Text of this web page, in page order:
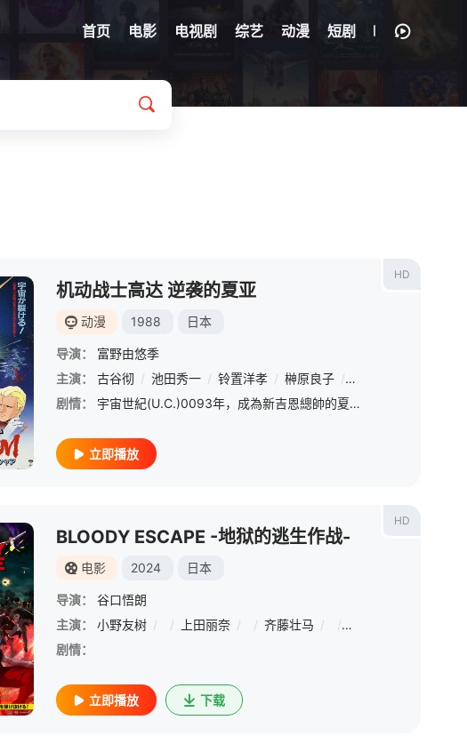
首页 电影 电视剧 综艺 动漫 短剧
HD
机动战士高达 逆袭的夏亚
动漫 1988 日本
导演：
富野由悠季
主演：
古谷彻 / 池田秀一 / 铃置洋孝 / 榊原良子 / 白石冬美
剧情：
宇宙世紀(U.C.)0093年，成為新吉恩總帥的夏亚·阿兹纳布尔對於依然被地球重力所束縛的人類靈魂感到絕望，決心以激烈的手段加以肅正。查知此事的地球聯邦軍王牌駕駛阿姆罗·雷與其所屬的朗德·贝尔艦隊一起
立即播放
/ 山寺宏一 / 濑户麻沙美 / 速水奖 / 贺来贤人 / 日高范子 / 宝龟克寿
HD
BLOODY ESCAPE -地狱的逃生作战-
电影 2024 日本
导演：
谷口悟朗
主演：
小野友树 / / 上田丽奈 / / 齐藤壮马 / / 内田雄马
剧情：
立即播放 下载